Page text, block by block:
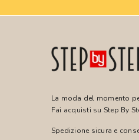
La moda del momento
Fai acquisti su Step By
Spedizione sicura e